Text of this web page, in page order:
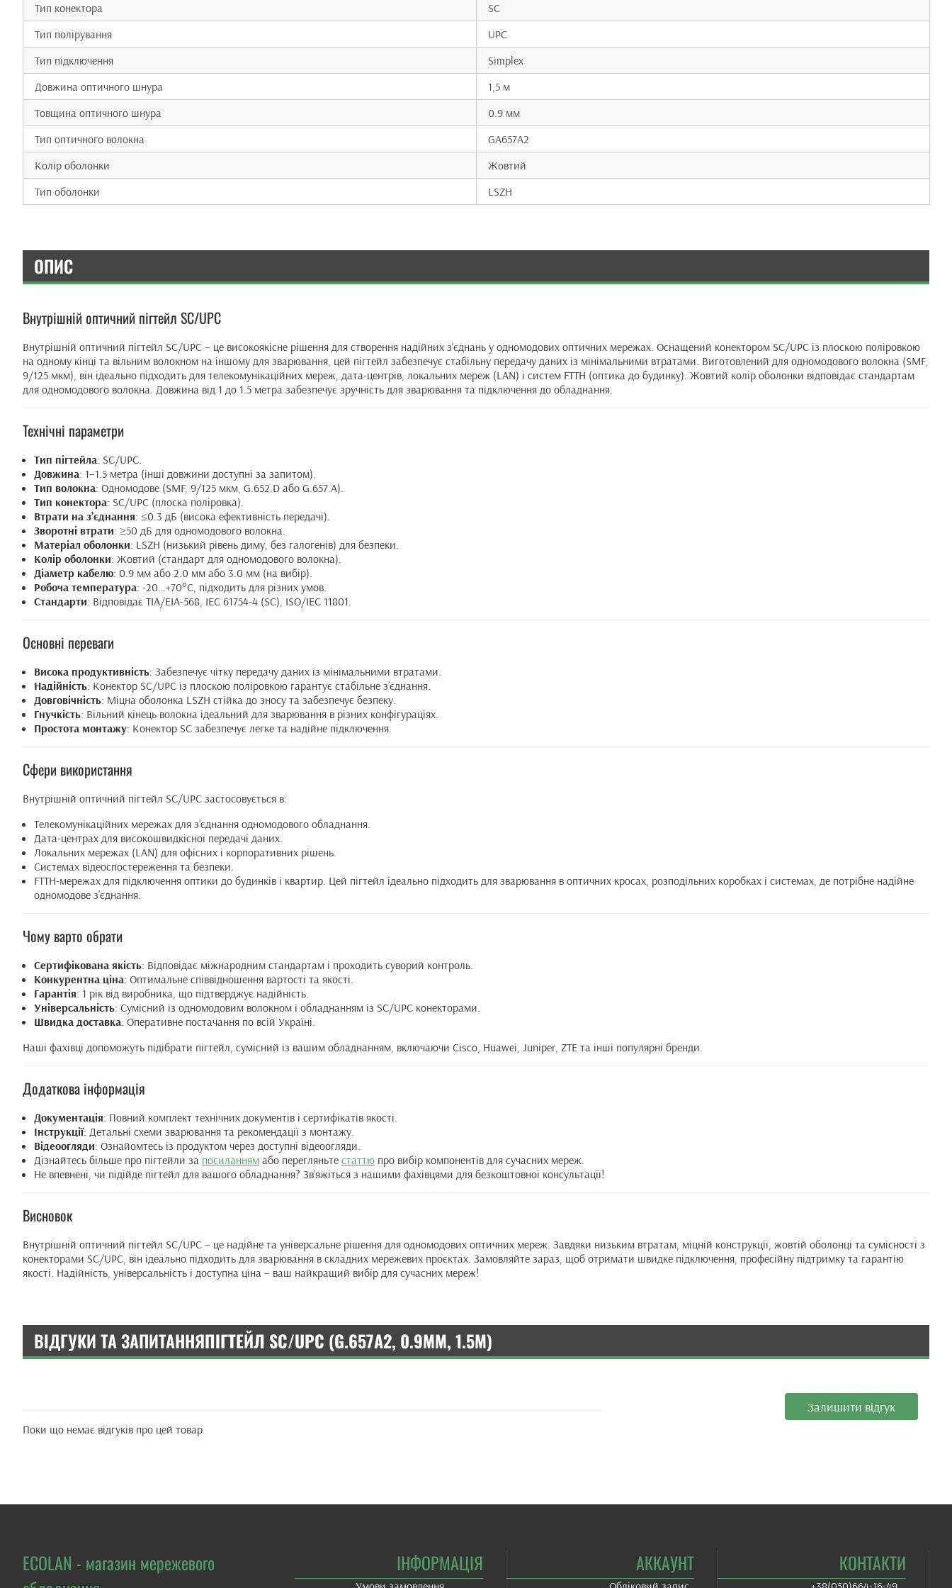
Тип конектора
SC
Тип полірування
UPC
Тип підключення
Simplex
Довжина оптичного шнура
1,5 м
Товщина оптичного шнура
0.9 мм
Тип оптичного волокна
GA657A2
Колір оболонки
Жовтий
Тип оболонки
LSZH
ОПИС
Внутрішній оптичний пігтейл SC/UPC
Внутрішній оптичний пігтейл SC/UPC – це високоякісне рішення для створення надійних з’єднань у одномодових оптичних мережах. Оснащений конектором SC/UPC із плоскою поліровкою
на одному кінці та вільним волокном на іншому для зварювання, цей пігтейл забезпечує стабільну передачу даних із мінімальними втратами. Виготовлений для одномодового волокна (SMF,
9/125 мкм), він ідеально підходить для телекомунікаційних мереж, дата-центрів, локальних мереж (LAN) і систем FTTH (оптика до будинку). Жовтий колір оболонки відповідає стандартам
для одномодового волокна. Довжина від 1 до 1.5 метра забезпечує зручність для зварювання та підключення до обладнання.
Технічні параметри
Тип пігтейла: SC/UPC.
Довжина: 1–1.5 метра (інші довжини доступні за запитом).
Тип волокна: Одномодове (SMF, 9/125 мкм, G.652.D або G.657.A).
Тип конектора: SC/UPC (плоска поліровка).
Втрати на з’єднання: ≤0.3 дБ (висока ефективність передачі).
Зворотні втрати: ≥50 дБ для одномодового волокна.
Матеріал оболонки: LSZH (низький рівень диму, без галогенів) для безпеки.
Колір оболонки: Жовтий (стандарт для одномодового волокна).
Діаметр кабелю: 0.9 мм або 2.0 мм або 3.0 мм (на вибір).
Робоча температура: -20…+70°C, підходить для різних умов.
Стандарти: Відповідає TIA/EIA-568, IEC 61754-4 (SC), ISO/IEC 11801.
Основні переваги
Висока продуктивність: Забезпечує чітку передачу даних із мінімальними втратами.
Надійність: Конектор SC/UPC із плоскою поліровкою гарантує стабільне з’єднання.
Довговічність: Міцна оболонка LSZH стійка до зносу та забезпечує безпеку.
Гнучкість: Вільний кінець волокна ідеальний для зварювання в різних конфігураціях.
Простота монтажу: Конектор SC забезпечує легке та надійне підключення.
Сфери використання
Внутрішній оптичний пігтейл SC/UPC застосовується в:
Телекомунікаційних мережах для з’єднання одномодового обладнання.
Дата-центрах для високошвидкісної передачі даних.
Локальних мережах (LAN) для офісних і корпоративних рішень.
Системах відеоспостереження та безпеки.
FTTH-мережах для підключення оптики до будинків і квартир. Цей пігтейл ідеально підходить для зварювання в оптичних кросах, розподільних коробках і системах, де потрібне надійне
одномодове з’єднання.
Чому варто обрати
Сертифікована якість: Відповідає міжнародним стандартам і проходить суворий контроль.
Конкурентна ціна: Оптимальне співвідношення вартості та якості.
Гарантія: 1 рік від виробника, що підтверджує надійність.
Універсальність: Сумісний із одномодовим волокном і обладнанням із SC/UPC конекторами.
Швидка доставка: Оперативне постачання по всій Україні.
Наші фахівці допоможуть підібрати пігтейл, сумісний із вашим обладнанням, включаючи Cisco, Huawei, Juniper, ZTE та інші популярні бренди.
Додаткова інформація
Документація: Повний комплект технічних документів і сертифікатів якості.
Інструкції: Детальні схеми зварювання та рекомендації з монтажу.
Відеоогляди: Ознайомтесь із продуктом через доступні відеоогляди.
Дізнайтесь більше про пігтейли за посиланням або перегляньте статтю про вибір компонентів для сучасних мереж.
Не впевнені, чи підійде пігтейл для вашого обладнання? Зв’яжіться з нашими фахівцями для безкоштовної консультації!
Висновок
Внутрішній оптичний пігтейл SC/UPC – це надійне та універсальне рішення для одномодових оптичних мереж. Завдяки низьким втратам, міцній конструкції, жовтій оболонці та сумісності з
конекторами SC/UPC, він ідеально підходить для зварювання в складних мережевих проєктах. Замовляйте зараз, щоб отримати швидке підключення, професійну підтримку та гарантію
якості. Надійність, універсальність і доступна ціна – ваш найкращий вибір для сучасних мереж!
ВІДГУКИ ТА ЗАПИТАННЯПІГТЕЙЛ SC/UPC (G.657A2, 0.9ММ, 1.5М)
Поки що немає відгуків про цей товар
Залишити відгук
ECOLAN - магазин мережевого
ІНФОРМАЦІЯ АККАУНТ КОНТАКТИ